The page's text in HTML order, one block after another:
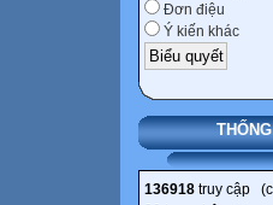
Đơn điệu
Ý kiến khác
136918 truy cập (